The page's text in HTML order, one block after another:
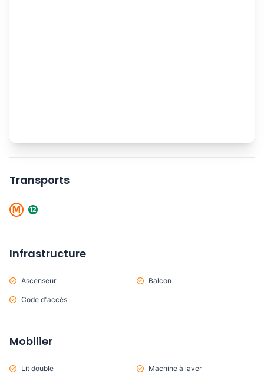
Transports
Infrastructure
Ascenseur Balcon
Code d'accès
Mobilier
Lit double Machine à laver